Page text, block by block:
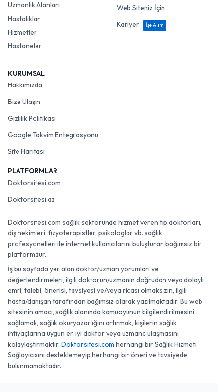
Uzmanlık Alanları
Hastalıklar
Hizmetler
Hastaneler
Web Siteniz İçin
Kariyer
İşe Alım
KURUMSAL
Hakkımızda
Bize Ulaşın
Gizlilik Politikası
Google Takvim Entegrasyonu
Site Haritası
PLATFORMLAR
Doktorsitesi.com
Doktorsitesi.az
Doktorsitesi.com sağlık sektöründe hizmet veren tıp doktorları,
diş hekimleri, fizyoterapistler, psikologlar vb. sağlık
profesyonelleri ile internet kullanıcılarını buluşturan bağımsız bir
platformdur.
İş bu sayfada yer alan doktor/uzman yorumları ve
değerlendirmeleri, ilgili doktorun/uzmanın doğrudan veya dolaylı
emri, talebi, önerisi, tavsiyesi ve/veya ricası olmaksızın, ilgili
hasta/danışan tarafından bağımsız olarak yazılmaktadır. Bu web
sitesinin amacı, sağlık alanında kamuoyunun bilgilendirilmesini
sağlamak, sağlık okuryazarlığını artırmak, kişilerin sağlık
ihtiyaçlarına uygun en iyi doktor veya uzmana ulaşmasını
kolaylaştırmaktır. Doktorsitesi.com herhangi bir Sağlık Hizmeti
Sağlayıcısını desteklemeyip herhangi bir öneri ve tavsiyede
bulunmamaktadır.